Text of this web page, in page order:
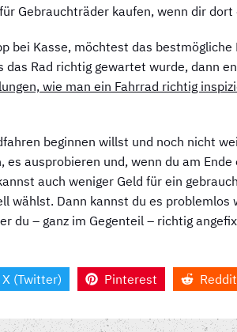
Gebrauchträder kaufen, wenn dir
bei Kasse, möchtest das
das Rad richtig gewartet wurde, dann
wie man ein Fahrrad richtig
beginnen willst und noch nicht
es ausprobieren und, wenn du am
auch weniger Geld für ein
wählst. Dann kannst du es
du – ganz im Gegenteil – richtig
X (Twitter) Pinterest Reddit